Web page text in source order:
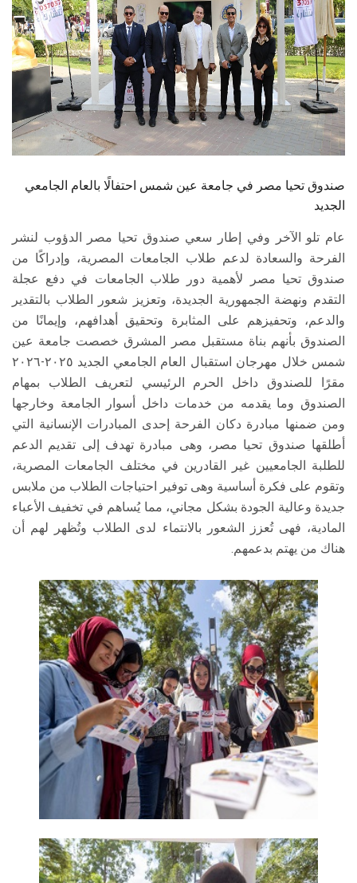
الدراسات العليا
الخريجين
الموظفون
الزائـرون
صندوق تحيا مصر في جامعة عين شمس احتفالًا بالعام الجامعي
الجديد
عام تلو الآخر وفي إطار سعي صندوق تحيا مصر الدؤوب لنشر
الفرحة والسعادة لدعم طلاب الجامعات المصرية، وإدراكًا من
صندوق تحيا مصر لأهمية دور طلاب الجامعات في دفع عجلة
التقدم ونهضة الجمهورية الجديدة، وتعزيز شعور الطلاب بالتقدير
والدعم، وتحفيزهم على المثابرة وتحقيق أهدافهم، وإيمانًا من
الصندوق بأنهم بناة مستقبل مصر المشرق خصصت جامعة عين
شمس خلال مهرجان استقبال العام الجامعي الجديد ٢٠٢٥-٢٠٢٦
مقرًا للصندوق داخل الحرم الرئيسي لتعريف الطلاب بمهام
الصندوق وما يقدمه من خدمات داخل أسوار الجامعة وخارجها
ومن ضمنها مبادرة دكان الفرحة إحدى المبادرات الإنسانية التي
أطلقها صندوق تحيا مصر، وهى مبادرة تهدف إلى تقديم الدعم
للطلبة الجامعيين غير القادرين في مختلف الجامعات المصرية،
وتقوم على فكرة أساسية وهى توفير احتياجات الطلاب من ملابس
جديدة وعالية الجودة بشكل مجاني، مما يُساهم في تخفيف الأعباء
المادية، فهى تُعزز الشعور بالانتماء لدى الطلاب وتُظهر لهم أن
هناك من يهتم بدعمهم.